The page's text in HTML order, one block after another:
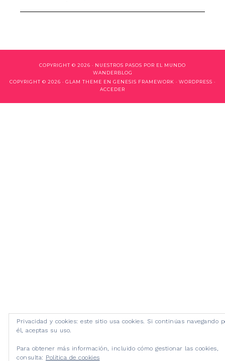
COPYRIGHT © 2026 · NUESTROS PASOS POR EL MUNDO
WANDERBLOG
COPYRIGHT © 2026 · GLAM THEME EN GENESIS FRAMEWORK · WORDPRESS ·
ACCEDER
Privacidad y cookies: este sitio usa cookies. Si continúas navegando
él, aceptas su uso.
Para obtener más información, incluido cómo gestionar las cookies,
consulta: Política de cookies